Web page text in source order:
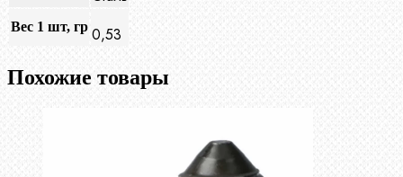
Вес 1 шт, гр 0,53
Похожие товары